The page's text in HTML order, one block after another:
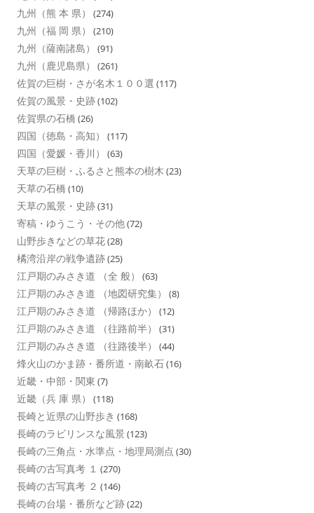
九州（熊 本 県） (274)
九州（福 岡 県） (210)
九州（薩南諸島） (91)
九州（鹿児島県） (261)
佐賀の巨樹・さが名木１００選 (117)
佐賀の風景・史跡(102)
佐賀県の石橋 (26)
四国（徳島・高知） (117)
四国（愛媛・香川） (63)
天草の巨樹・ふるさと熊本の樹木 (23)
天草の石橋 (10)
天草の風景・史跡(31)
寄稿・ゆうこう・その他(72)
山野歩きなどの草花(28)
橘湾沿岸の戦争遺跡(25)
江戸期のみさき道 （全 般） (63)
江戸期のみさき道 （地図研究集） (8)
江戸期のみさき道 （帰路ほか） (12)
江戸期のみさき道 （往路前半） (31)
江戸期のみさき道 （往路後半） (44)
烽火山のかま跡・番所道・南畝石(16)
近畿・中部・関東 (7)
近畿（兵 庫 県） (118)
長崎と近県の山野歩き (168)
長崎のラビリンスな風景 (123)
長崎の三角点・水準点・地理局測点 (30)
長崎の古写真考 １ (270)
長崎の古写真考 ２ (146)
長崎の台場・番所など跡(22)